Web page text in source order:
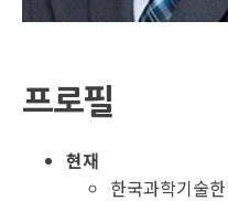
프로필
현재
한국과학기술